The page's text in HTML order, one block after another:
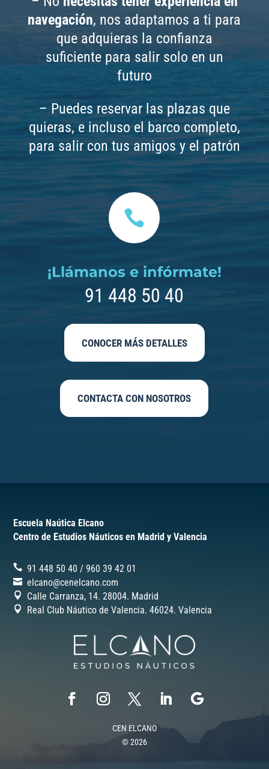
navegación, nos adaptamos a ti para
que adquieras la confianza
suficiente para salir solo en un
futuro
– Puedes reservar las plazas que
quieras, e incluso el barco completo,
para salir con tus amigos y el patrón

¡Llámanos e infórmate!
91 448 50 40
CONOCER MÁS DETALLES
CONTACTA CON NOSOTROS
Escuela Naútica Elcano
Centro de Estudios Náuticos en Madrid y Valencia
91 448 50 40 /‎960 39 42 01
elcano@cenelcano.com
Calle Carranza, 14. 28004. Madrid
Real Club Náutico de Valencia. 46024. Valencia
CEN ELCANO
© 2026